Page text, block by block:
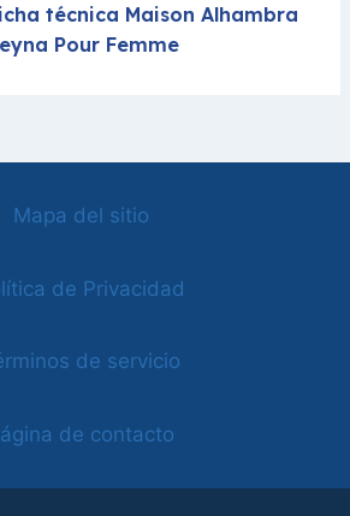
técnica Maison Alhambra
Pour Femme
Mapa del sitio
de Privacidad
de servicio
de contacto